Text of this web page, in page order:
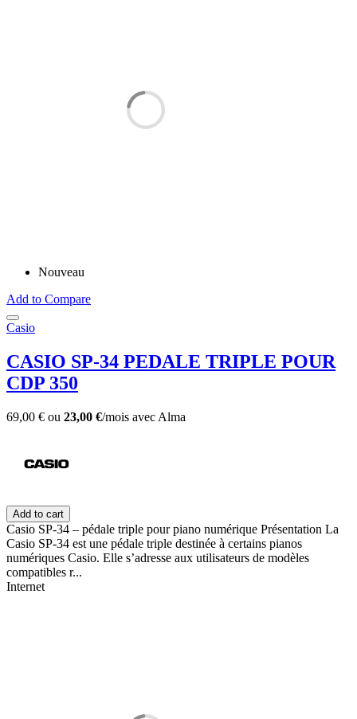
Nouveau
Add to Compare
Casio
CASIO SP-34 PEDALE TRIPLE POUR
CDP 350
69,00 € ou 23,00 €/mois avec Alma
Add to cart
Casio SP-34 – pédale triple pour piano numérique Présentation La
Casio SP-34 est une pédale triple destinée à certains pianos
numériques Casio. Elle s’adresse aux utilisateurs de modèles
compatibles r...
Internet